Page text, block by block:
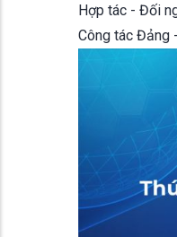
Hợp tác - Đối
Công tác Đảng